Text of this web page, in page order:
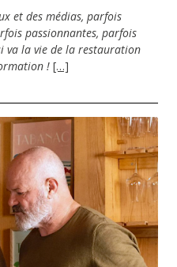
et des médias, parfois
passionnantes, parfois
va la vie de la restauration
! […]